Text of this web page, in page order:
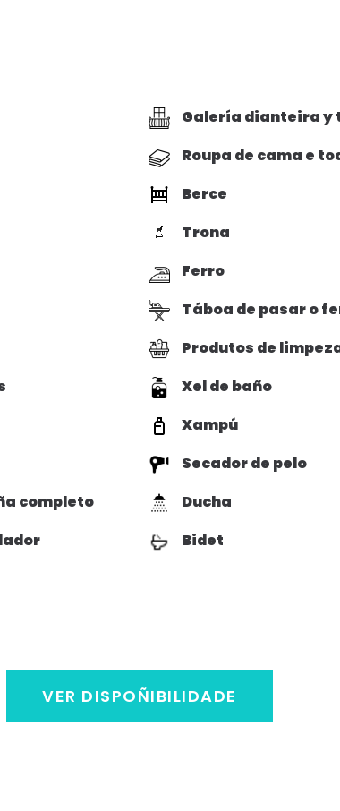
completo
Galería dianteira y
Roupa de cama e
Berce
Trona
Ferro
Táboa de pasar o
Produtos de
Xel de baño
Xampú
Secador de pelo
Ducha
Bidet
VER DISPOÑIBILIDADE